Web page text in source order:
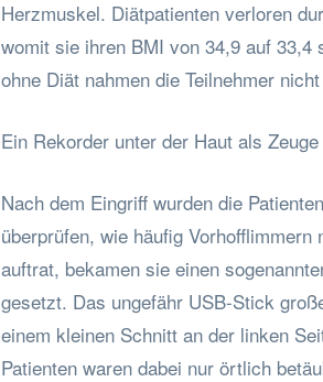
Herzmuskel. Diätpatienten verloren
womit sie ihren BMI von 34,9 auf 33,4
ohne Diät nahmen die Teilnehmer
Ein Rekorder unter der Haut als Zeuge
Nach dem Eingriff wurden die
überprüfen, wie häufig Vorhofflimmern
auftrat, bekamen sie einen
gesetzt. Das ungefähr USB-Stick
einem kleinen Schnitt an der linken
Patienten waren dabei nur örtlich